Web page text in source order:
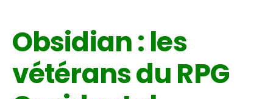
Obsidian : les
vétérans du RPG